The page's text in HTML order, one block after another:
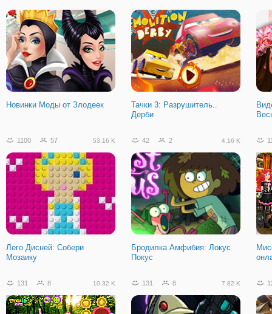
Новинки Моды от Злодеек
Тачки 3: Разрушитель..
Дерби
1100 57 53.16 K
Лего Дисней: Собери
Мозаику
42 2 4.16 K
Бродилка Амфибия: Локус
Покус
131 8 10.32 K 131 8 7.82 K